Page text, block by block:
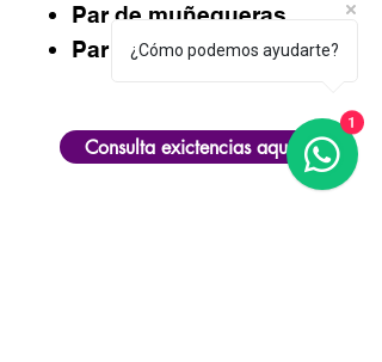
Par de muñequeras
Par de rodilleras.
Consulta exictencias aquí
¿Cómo podemos ayudarte?
1